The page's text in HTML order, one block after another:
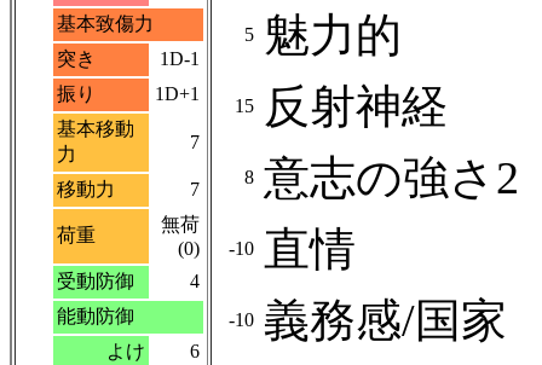
基本致傷力
突き
1D-1
振り
1D+1
基本移動
力
7
移動力 7
荷重
無荷
(0)
受動防御
4
能動防御
よけ
6
5 魅力的
15 反射神経
8 意志の強さ2
-10 直情
-10 義務感/国家